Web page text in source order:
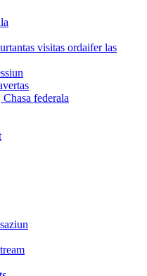
visitas ordaifer las
federala